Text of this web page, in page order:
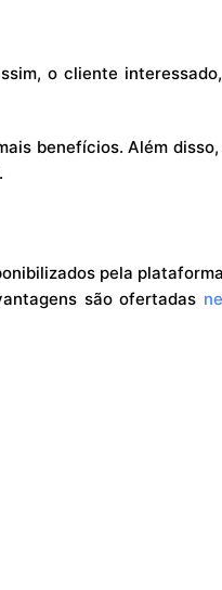
o cliente
benefícios. Além disso,
pela
são ofertadas